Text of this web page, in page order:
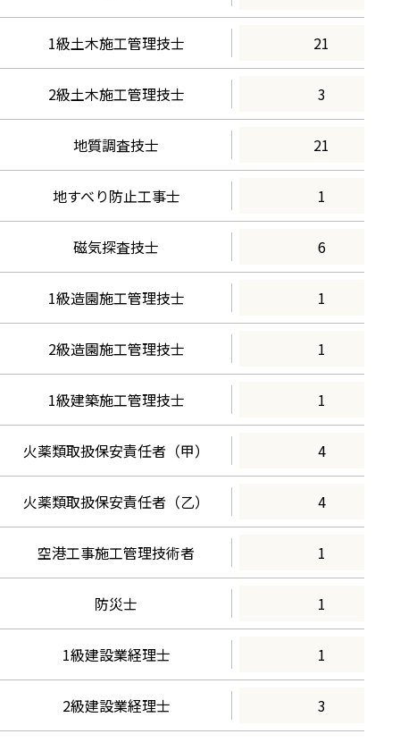
1級土木施工管理技士 21
2級土木施工管理技士 3
地質調査技士 21
地すべり防止工事士 1
磁気探査技士 6
1級造園施工管理技士 1
2級造園施工管理技士 1
1級建築施工管理技士 1
火薬類取扱保安責任者（甲） 4
火薬類取扱保安責任者（乙） 4
空港工事施工管理技術者 1
防災士 1
1級建設業経理士 1
2級建設業経理士 3